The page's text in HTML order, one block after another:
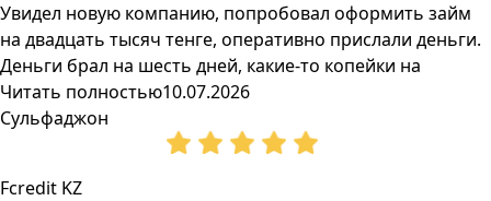
Увидел новую компанию, попробовал оформить займ
на двадцать тысяч тенге, оперативно прислали деньги.
Деньги брал на шесть дней, какие-то копейки на
Читать полностью10.07.2026
Сульфаджон
Fcredit KZ